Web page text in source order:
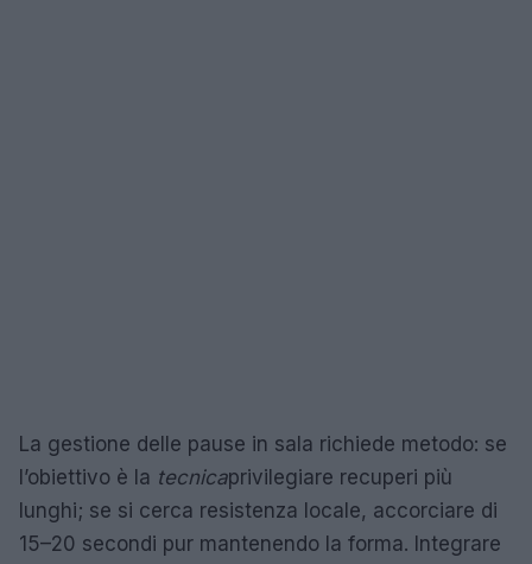
La gestione delle pause in sala richiede metodo: se
l’obiettivo è la tecnicaprivilegiare recuperi più
lunghi; se si cerca resistenza locale, accorciare di
15–20 secondi pur mantenendo la forma. Integrare